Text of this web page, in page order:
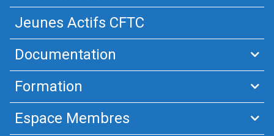
Jeunes Actifs CFTC
Documentation
Formation
Espace Membres